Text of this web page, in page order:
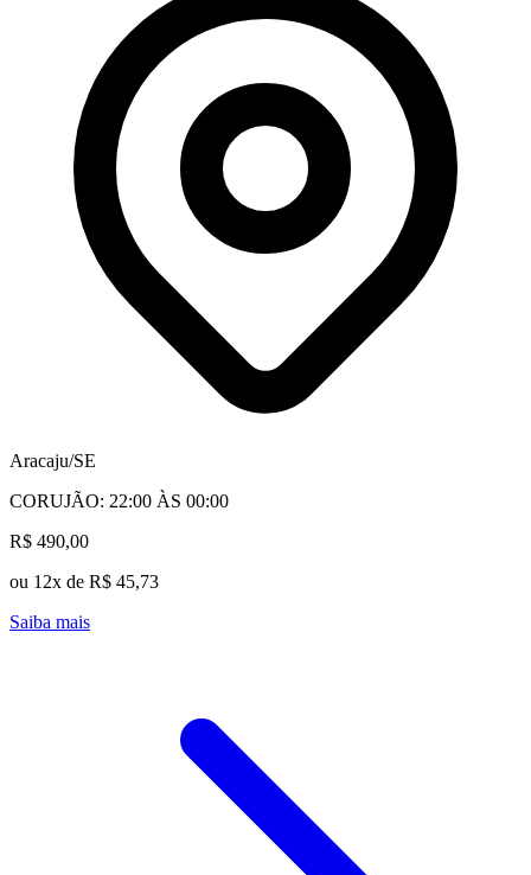
Aracaju/SE
CORUJÃO: 22:00 ÀS 00:00
R$ 490,00
ou 12x de R$ 45,73
Saiba mais